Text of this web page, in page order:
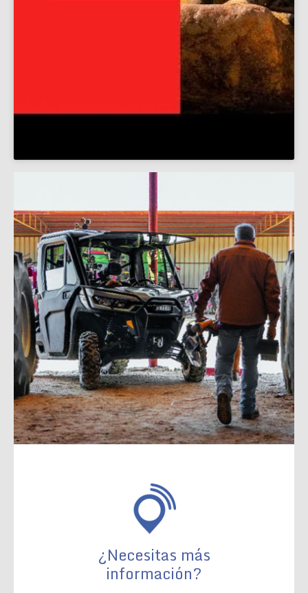
¿Necesitas más
información?